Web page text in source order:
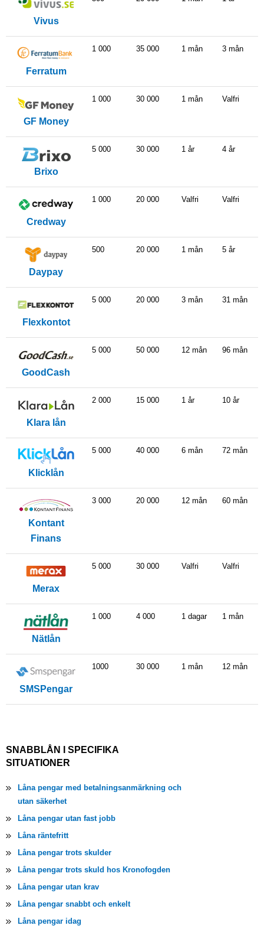
Vivus
Ferratum
1 000 35 000 1 mån 3 mån
GF Money
1 000 30 000 1 mån Valfri
Brixo
5 000 30 000 1 år 4 år
Credway
1 000 20 000 Valfri Valfri
Daypay
500 20 000 1 mån 5 år
Flexkontot
5 000 20 000 3 mån 31 mån
GoodCash
5 000 50 000 12 mån 96 mån
Klara lån
2 000 15 000 1 år 10 år
Klicklån
5 000 40 000 6 mån 72 mån
Kontant
Finans
3 000 20 000 12 mån 60 mån
Merax
5 000 30 000 Valfri Valfri
Nätlån
1 000 4 000 1 dagar 1 mån
SMSPengar
1000 30 000 1 mån 12 mån
SNABBLÅN I SPECIFIKA
SITUATIONER
Låna pengar med betalningsanmärkning och
utan säkerhet
Låna pengar utan fast jobb
Låna räntefritt
Låna pengar trots skulder
Låna pengar trots skuld hos Kronofogden
Låna pengar utan krav
Låna pengar snabbt och enkelt
Låna pengar idag